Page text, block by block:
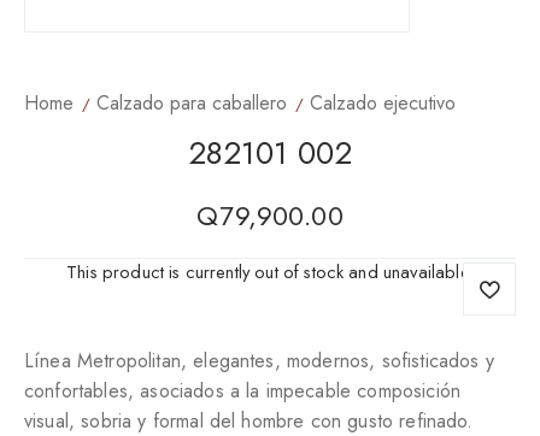
Home Calzado para caballero Calzado ejecutivo
282101 002
Q79,900.00
This product is currently out of stock and unavailable.
Línea Metropolitan, elegantes, modernos, sofisticados y
confortables, asociados a la impecable composición
visual, sobria y formal del hombre con gusto refinado.